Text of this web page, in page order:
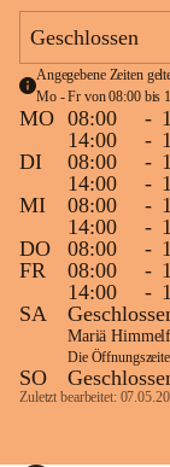
Geschlossen
Angegebene Zeiten
Mo - Fr von 08:00 bis
MO 08:00 -
14:00
-
DI
08:00 -
14:00
-
MI
08:00 -
14:00
-
DO
08:00 -
FR
08:00 -
14:00
-
SA
Mariä
Die
SO
Zuletzt bearbeitet: